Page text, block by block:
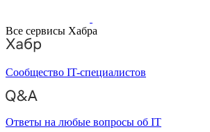
Все сервисы Хабра
Сообщество IT-специалистов
Ответы на любые вопросы об IT